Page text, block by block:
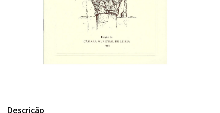
Descrição